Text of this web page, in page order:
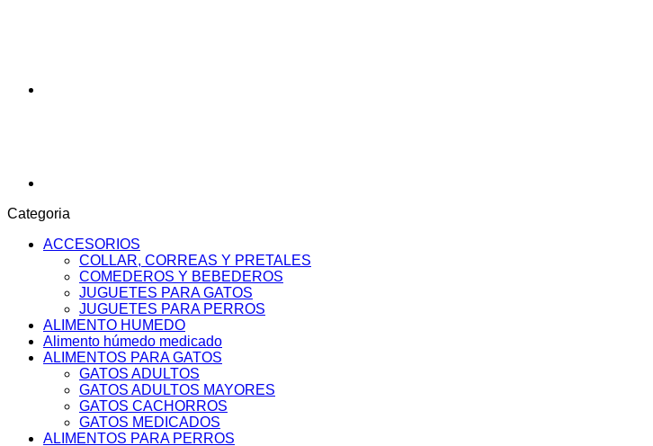
Categoria
ACCESORIOS
COLLAR, CORREAS Y PRETALES
COMEDEROS Y BEBEDEROS
JUGUETES PARA GATOS
JUGUETES PARA PERROS
ALIMENTO HUMEDO
Alimento húmedo medicado
ALIMENTOS PARA GATOS
GATOS ADULTOS
GATOS ADULTOS MAYORES
GATOS CACHORROS
GATOS MEDICADOS
ALIMENTOS PARA PERROS